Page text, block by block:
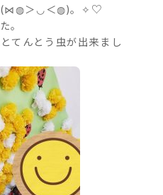
(⋈◍＞◡＜◍)。✧♡
。
てんとう虫が出来まし